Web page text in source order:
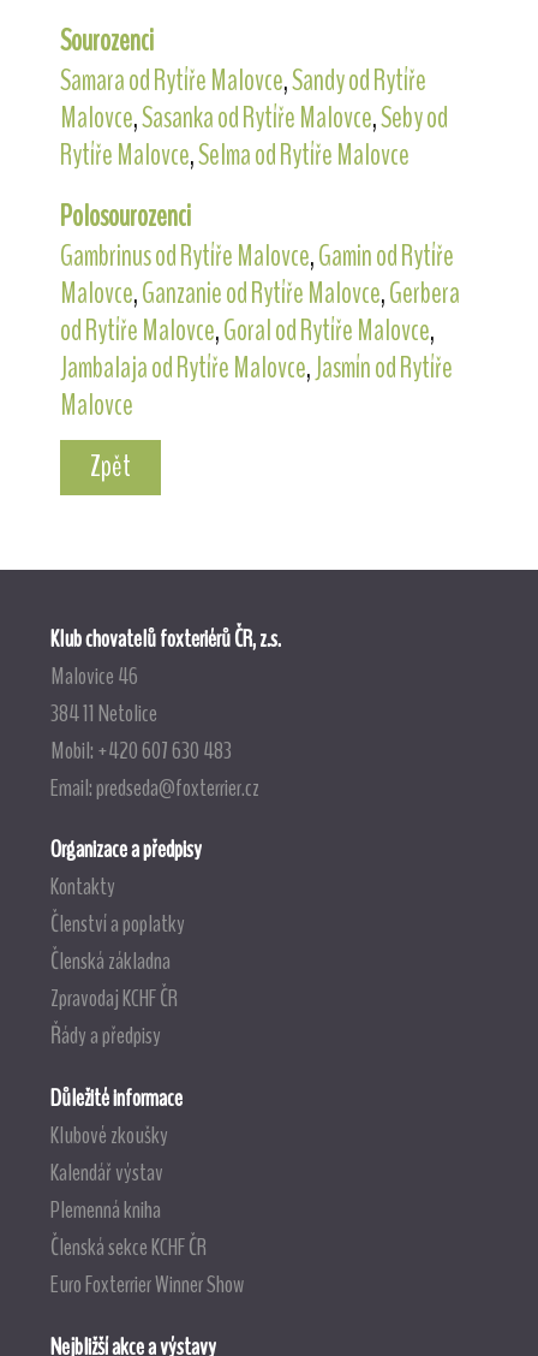
Sourozenci
Samara od Rytíře Malovce,Sandy od Rytíře
Malovce,Sasanka od Rytíře Malovce,Seby od
Rytíře Malovce,Selma od Rytíře Malovce
Polosourozenci
Gambrinus od Rytíře Malovce,Gamin od Rytíře
Malovce,Ganzanie od Rytíře Malovce,Gerbera
od Rytíře Malovce,Goral od Rytíře Malovce,
Jambalaja od Rytíře Malovce,Jasmín od Rytíře
Malovce
Zpět
Klub chovatelů foxteriérů ČR, z.s.
Malovice 46
384 11 Netolice
Mobil: +420 607 630 483
Email:predseda@foxterrier.cz
Organizace a předpisy
Kontakty
Členství a poplatky
Členská základna
Zpravodaj KCHF ČR
Řády a předpisy
Důležité informace
Klubové zkoušky
Kalendář výstav
Plemenná kniha
Členská sekce KCHF ČR
Euro Foxterrier Winner Show
Nejbližší akce a výstavy